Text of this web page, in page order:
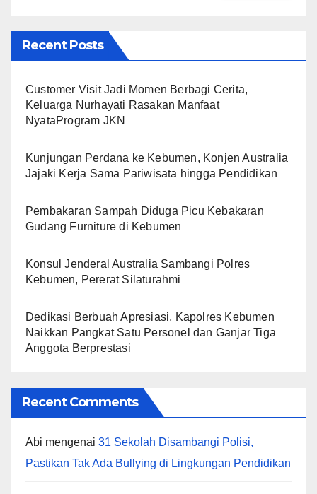
Recent Posts
Customer Visit Jadi Momen Berbagi Cerita,
Keluarga Nurhayati Rasakan Manfaat
NyataProgram JKN
Kunjungan Perdana ke Kebumen, Konjen Australia
Jajaki Kerja Sama Pariwisata hingga Pendidikan
Pembakaran Sampah Diduga Picu Kebakaran
Gudang Furniture di Kebumen
Konsul Jenderal Australia Sambangi Polres
Kebumen, Pererat Silaturahmi
Dedikasi Berbuah Apresiasi, Kapolres Kebumen
Naikkan Pangkat Satu Personel dan Ganjar Tiga
Anggota Berprestasi
Recent Comments
Abi mengenai 31 Sekolah Disambangi Polisi,
Pastikan Tak Ada Bullying di Lingkungan Pendidikan